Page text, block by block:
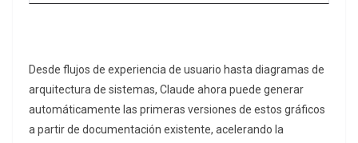
Desde flujos de experiencia de usuario hasta diagramas de
arquitectura de sistemas, Claude ahora puede generar
automáticamente las primeras versiones de estos gráficos
a partir de documentación existente, acelerando la